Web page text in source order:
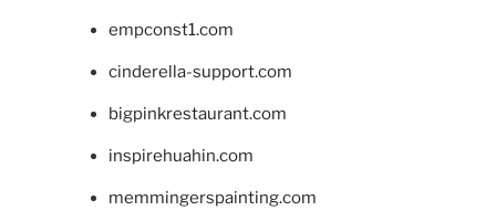
empconst1.com
cinderella-support.com
bigpinkrestaurant.com
inspirehuahin.com
memmingerspainting.com